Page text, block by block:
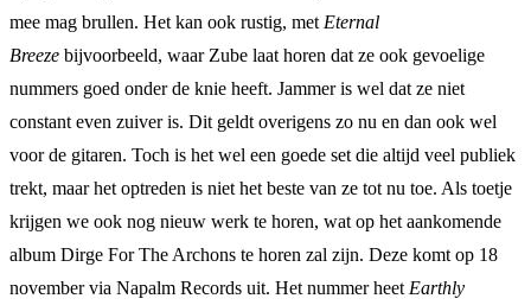
mee mag brullen. Het kan ook rustig, met Eternal
Breeze bijvoorbeeld, waar Zube laat horen dat ze ook gevoelige
nummers goed onder de knie heeft. Jammer is wel dat ze niet
constant even zuiver is. Dit geldt overigens zo nu en dan ook wel
voor de gitaren. Toch is het wel een goede set die altijd veel publiek
trekt, maar het optreden is niet het beste van ze tot nu toe. Als toetje
krijgen we ook nog nieuw werk te horen, wat op het aankomende
album Dirge For The Archons te horen zal zijn. Deze komt op 18
november via Napalm Records uit. Het nummer heet Earthly